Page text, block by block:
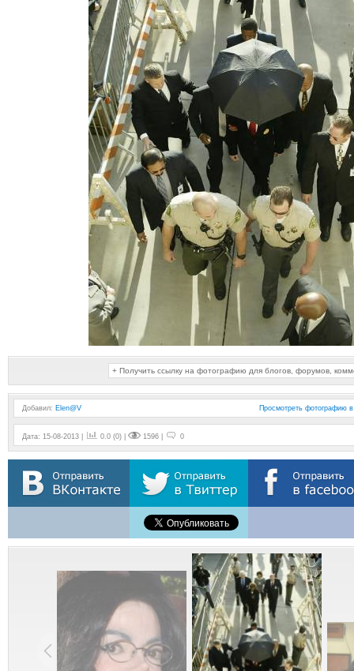
+ Получить ссылку на фотографию для блогов, форумов,
Добавил: Elen@V Просмотреть фотографию
Дата: 15-08-2013 | 0.0 (0) | 1596 | 0